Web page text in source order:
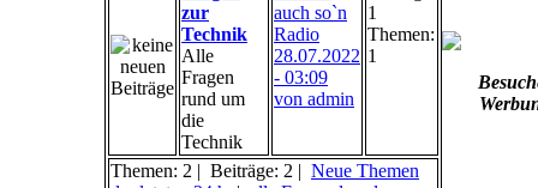
zur
Technik
Alle
Fragen
rund um
die
Technik
auch so`n
Radio
28.07.2022
- 03:09
von admin
1
Themen:
1
Themen: 2 | Beiträge: 2 | Neue Themen